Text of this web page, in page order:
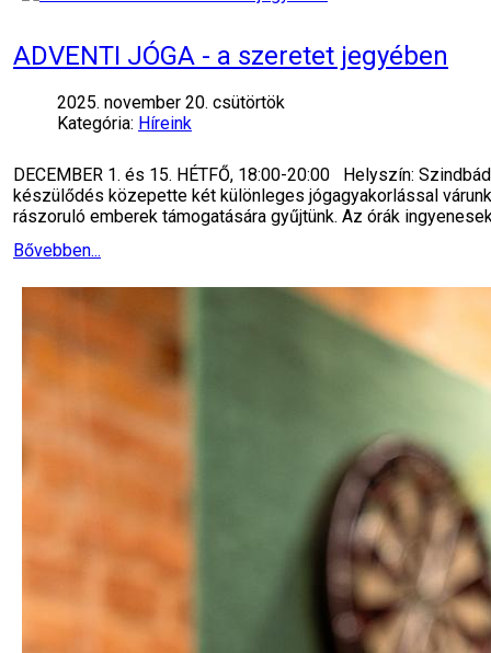
ADVENTI JÓGA - a szeretet jegyében
2025. november 20. csütörtök
Kategória: Híreink
DECEMBER 1. és 15. HÉTFŐ, 18:00-20:00 Helyszín:
készülődés közepette két különleges jógagyakorlással
rászoruló emberek támogatására gyűjtünk. Az órák
Bővebben...